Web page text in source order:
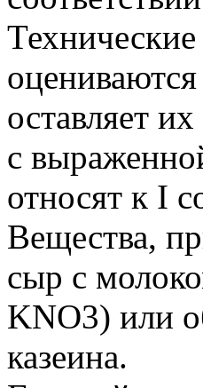
оставляет
с
относят к I
Вещества,
сыр с
KNO3) или
казеина.